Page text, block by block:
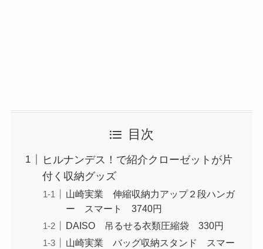
目次
ヒルナンデス！で紹介クローゼットが片
付く収納グッズ
山崎実業 伸縮収納力アップ２段ハンガ
ー スマート 3740円
DAISO 吊るせる衣類圧縮袋 330円
山崎実業 バッグ収納スタンド スマー